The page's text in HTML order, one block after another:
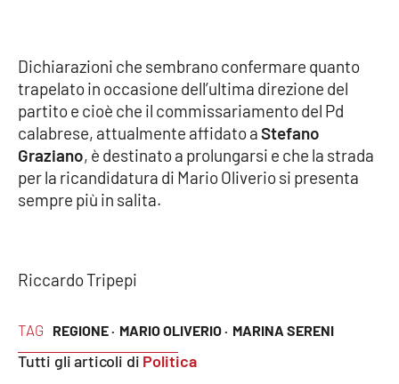
LAC
NETWORK
Lacplay.it
Lactv.it
Lacitymag.it
Lacapitalenews.it
Ilreggino.it
TAG REGIONE · MARIO OLIVERIO · MARINA SERENI
Tutti gli articoli di Politica
Dichiarazioni che sembrano confermare quanto
trapelato in occasione dell’ultima direzione del
partito e cioè che il commissariamento del Pd
calabrese, attualmente affidato aStefano
Graziano, è destinato a prolungarsi e che la strada
per la ricandidatura di Mario Oliverio si presenta
sempre più in salita.
Riccardo Tripepi